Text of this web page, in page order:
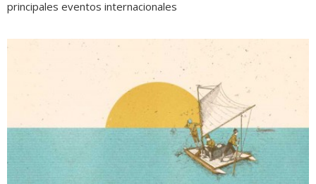
principales eventos internacionales